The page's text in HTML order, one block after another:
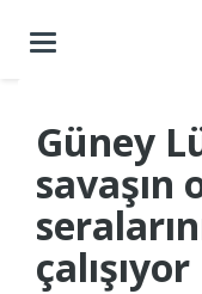
Menüyü
Güney
savaşın
çalışıyor